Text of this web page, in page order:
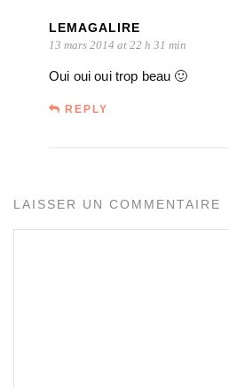
LEMAGALIRE
13 mars 2014 at 22 h 31 min
Oui oui oui trop beau 🙂
REPLY
LAISSER UN COMMENTAIRE